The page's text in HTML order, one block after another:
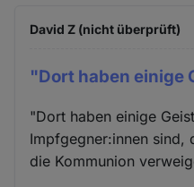
David Z (nicht überprüft)
"Dort haben einige
"Dort haben einige
Impfgegner:innen sind,
die Kommunion